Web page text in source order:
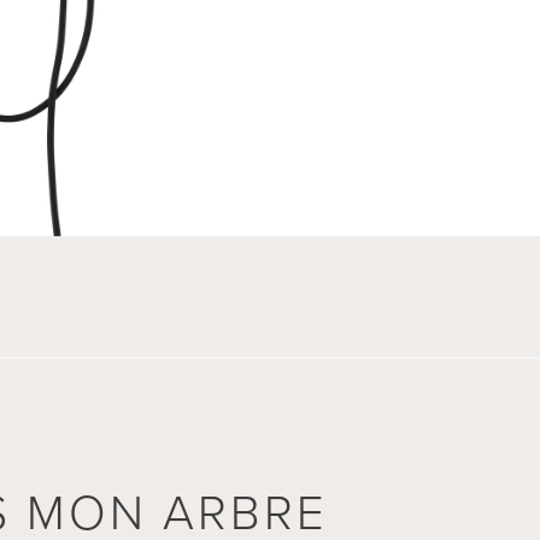
MON ARBRE
MON ARBRE